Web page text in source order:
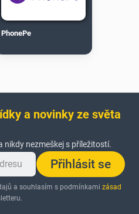
PhonePe
a novinky ze světa
nikdy nezmeškej s příležitostí.
Přihlásit se
a souhlasím s podmínkamizásad